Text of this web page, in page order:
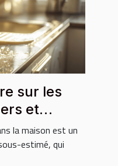
sur les
et
la maison est un
estimé, qui